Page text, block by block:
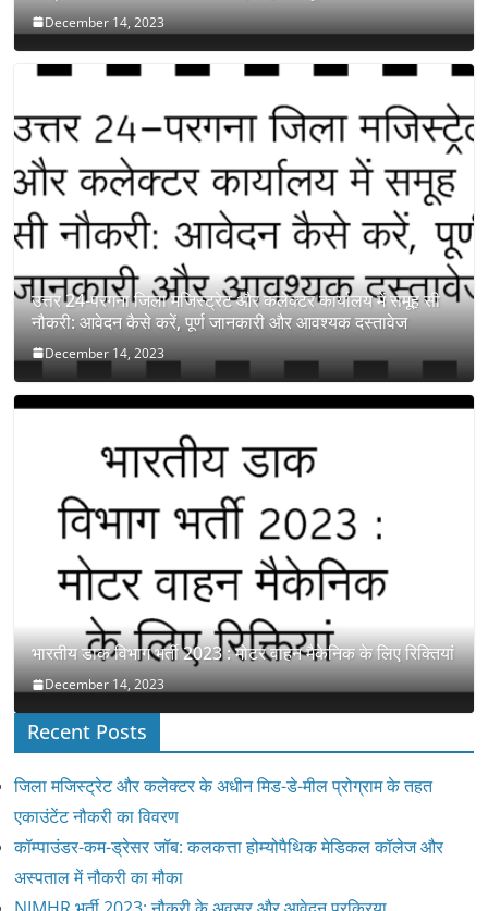
December 14, 2023
उत्तर 24-परगना जिला मजिस्ट्रेट और कलेक्टर कार्यालय में समूह सी
नौकरी: आवेदन कैसे करें, पूर्ण जानकारी और आवश्यक दस्तावेज
December 14, 2023
भारतीय डाक विभाग भर्ती 2023 : मोटर वाहन मैकेनिक के लिए रिक्तियां
December 14, 2023
Recent Posts
जिला मजिस्ट्रेट और कलेक्टर के अधीन मिड-डे-मील प्रोग्राम के तहत
एकाउंटेंट नौकरी का विवरण
कॉम्पाउंडर-कम-ड्रेसर जॉब: कलकत्ता होम्योपैथिक मेडिकल कॉलेज और
अस्पताल में नौकरी का मौका